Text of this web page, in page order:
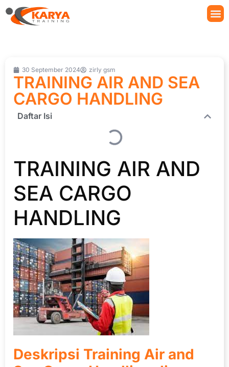
30 September 2024 zirly gsm
TRAINING AIR AND SEA
CARGO HANDLING
Daftar Isi
TRAINING AIR AND
SEA CARGO
HANDLING
Deskripsi Training Air and